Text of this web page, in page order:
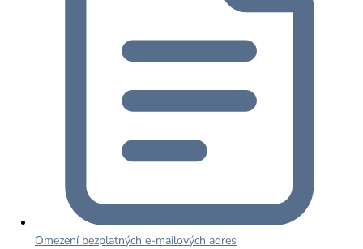
Omezení bezplatných e-mailových adres